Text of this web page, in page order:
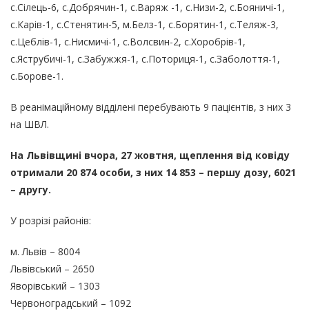
с.Сілець-6, с.Добрячин-1, с.Варяж -1, с.Низи-2, с.Бояничі-1,
с.Карів-1, с.Стенятин-5, м.Белз-1, с.Борятин-1, с.Теляж-3,
с.Цеблів-1, с.Нисмичі-1, с.Волсвин-2, с.Хоробрів-1,
с.Яструбичі-1, с.Забужжя-1, с.Поториця-1, с.Заболоття-1,
с.Борове-1.
В реанімаційному відділені перебувають 9 пацієнтів, з них 3
на ШВЛ.
На Львівщині вчора, 27 жовтня, щеплення від ковіду
отримали 20 874 особи, з них 14 853 – першу дозу, 6021
– другу.
У розрізі районів:
м. Львів – 8004
Львівський – 2650
Яворівський – 1303
Червоноградський – 1092